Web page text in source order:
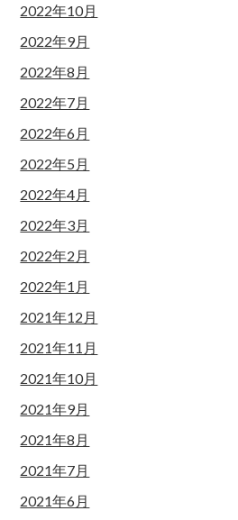
2022年10月
2022年9月
2022年8月
2022年7月
2022年6月
2022年5月
2022年4月
2022年3月
2022年2月
2022年1月
2021年12月
2021年11月
2021年10月
2021年9月
2021年8月
2021年7月
2021年6月